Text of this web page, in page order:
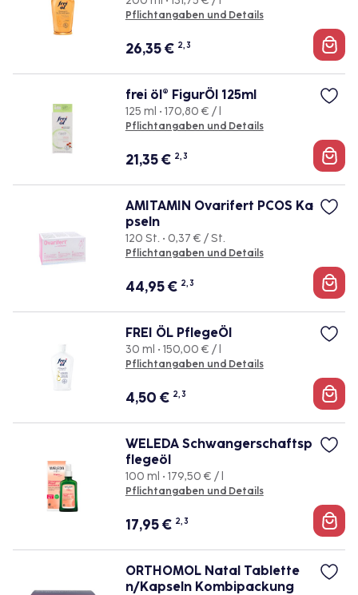
Pflichtangaben und Details
26,35€ 2, 3
frei öl® FigurÖl 125ml
125 ml • 170,80 € / l
Pflichtangaben und Details
21,35€ 2, 3
AMITAMIN Ovarifert PCOS Ka
pseln
120 St. • 0,37 € / St.
Pflichtangaben und Details
44,95€ 2, 3
FREI ÖL PflegeÖl
30 ml • 150,00 € / l
Pflichtangaben und Details
4,50 € 2, 3
WELEDA Schwangerschaftsp
flegeöl
100 ml • 179,50 € / l
Pflichtangaben und Details
17,95€ 2, 3
ORTHOMOL Natal Tablette
n/Kapseln Kombipackung